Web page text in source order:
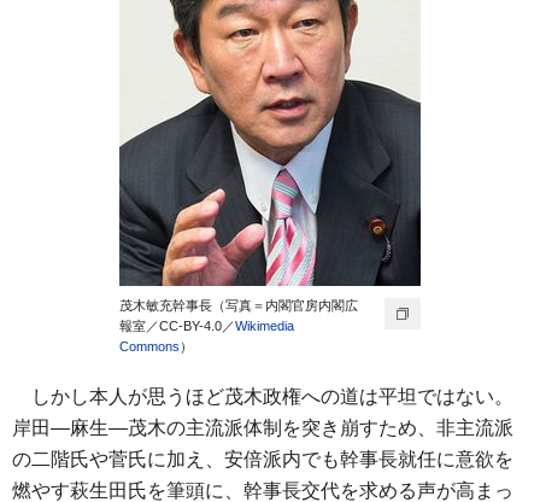
茂木敏充幹事長（写真＝内閣官房内閣広
報室／CC-BY-4.0／Wikimedia
Commons ）
しかし本人が思うほど茂木政権への道は平坦ではない。
岸田―麻生―茂木の主流派体制を突き崩すため、非主流派
の二階氏や菅氏に加え、安倍派内でも幹事長就任に意欲を
燃やす萩生田氏を筆頭に、幹事長交代を求める声が高まっ